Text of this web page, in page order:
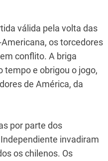
válida pela volta das
os torcedores
conflito. A briga
tempo e obrigou o jogo,
de América, da
por parte dos
invadiram
os chilenos. Os